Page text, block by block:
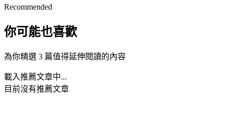
Recommended
你可能也喜歡
為你精選 3 篇值得延伸閱讀的內容
載入推薦文章中...
目前沒有推薦文章